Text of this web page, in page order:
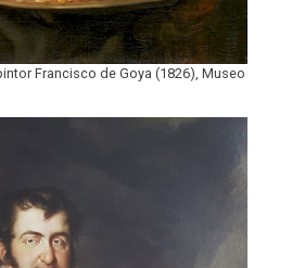
Francisco de Goya (1826), Museo